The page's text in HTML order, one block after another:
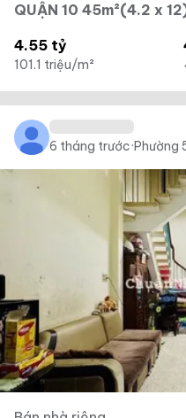
QUẬN 10 45m²(4.2 x
4.55 tỷ
101.1 triệu/m²
6 tháng trước·Phường